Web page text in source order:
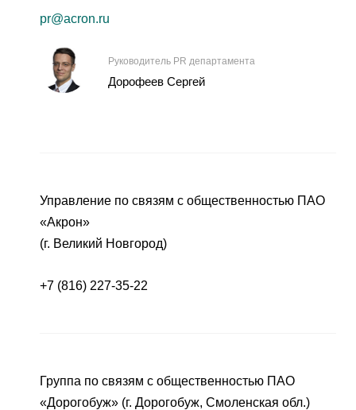
pr@acron.ru
Руководитель PR департамента
Дорофеев Сергей
Управление по связям с общественностью ПАО
«Акрон»
(г. Великий Новгород)
+7 (816) 227-35-22
Группа по связям с общественностью ПАО
«Дорогобуж» (г. Дорогобуж, Смоленская обл.)